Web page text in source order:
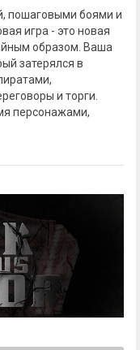
пошаговыми боями и
игра - это новая
образом. Ваша
затерялся в
и торги.
персонажами,